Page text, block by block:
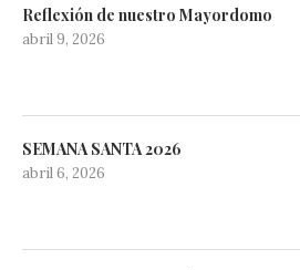
Reflexión de nuestro Mayordomo
abril 9, 2026
SEMANA SANTA 2026
abril 6, 2026